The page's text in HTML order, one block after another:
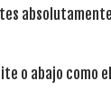
on